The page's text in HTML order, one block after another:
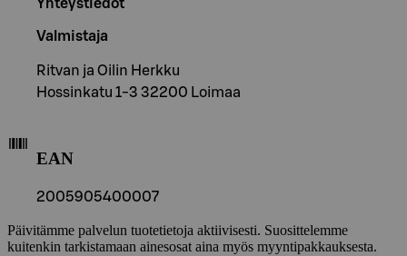
Yhteystiedot
Valmistaja
Ritvan ja Oilin Herkku
Hossinkatu 1-3 32200 Loimaa
EAN
2005905400007
Päivitämme palvelun tuotetietoja aktiivisesti. Suosittelemme
kuitenkin tarkistamaan ainesosat aina myös myyntipakkauksesta.